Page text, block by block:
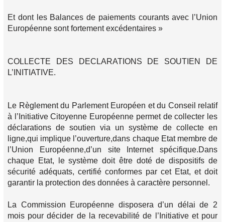
Et dont les Balances de paiements courants avec l’Union
Européenne sont fortement excédentaires »
COLLECTE DES DECLARATIONS DE SOUTIEN DE
L’INITIATIVE.
Le Règlement du Parlement Européen et du Conseil relatif
à l’Initiative Citoyenne Européenne permet de collecter les
déclarations de soutien via un système de collecte en
ligne,qui implique l’ouverture,dans chaque Etat membre de
l’Union Européenne,d’un site Internet spécifique.Dans
chaque Etat, le système doit être doté de dispositifs de
sécurité adéquats, certifié conformes par cet Etat, et doit
garantir la protection des données à caractère personnel.
La Commission Européenne disposera d’un délai de 2
mois pour décider de la recevabilité de l’Initiative et pour